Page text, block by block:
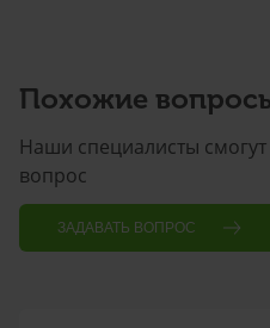
Похожие
Наши специалисты
вопрос
ЗАДАВАТЬ ВОПРОС